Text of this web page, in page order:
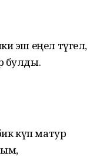
эш еңел түгел,
булды.
күп матур